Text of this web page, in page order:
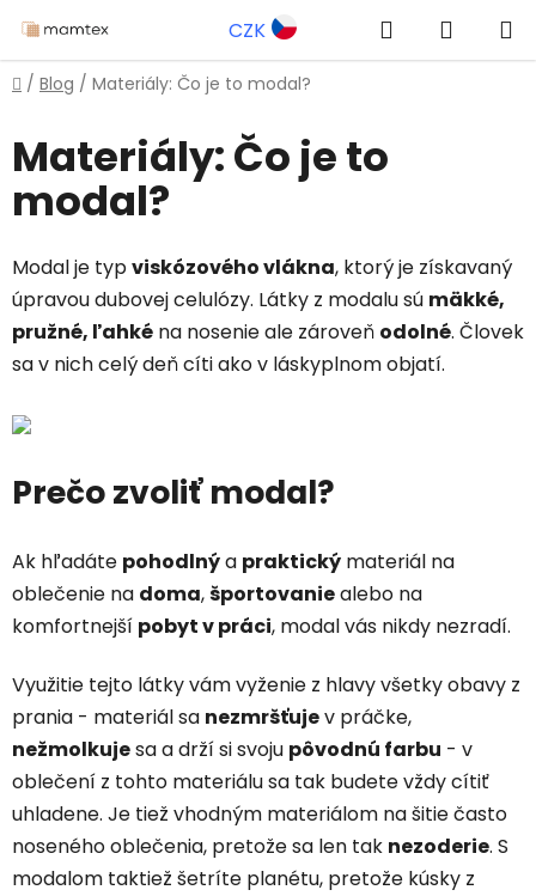
na
obsah
CZK Hľadať
KOŠÍK
Domov
/ Blog / Materiály: Čo je to modal?
Materiály: Čo je to
modal?
Modal je typviskózového vlákna, ktorý je získavaný
úpravou dubovej celulózy. Látky z modalu sú mäkké,
pružné, ľahké na nosenie ale zároveň odolné. Človek
sa v nich celý deň cíti ako v láskyplnom objatí.
Prečo zvoliť modal?
Ak hľadáte pohodlnýa praktický materiál na
oblečenie na doma,športovaniealebo na
komfortnejší pobyt v práci, modal vás nikdy nezradí.
Využitie tejto látky vám vyženie z hlavy všetky obavy z
prania - materiál sa nezmršťujev práčke,
nežmolkujesa a drží si svoju pôvodnú farbu - v
oblečení z tohto materiálu sa tak budete vždy cítiť
uhladene. Je tiež vhodným materiálom na šitie často
noseného oblečenia, pretože sa len tak nezoderie. S
modalom taktiež šetríte planétu, pretože kúsky z